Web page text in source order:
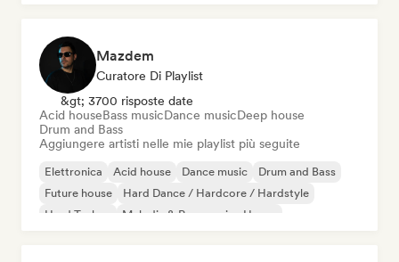
Mazdem
Curatore Di Playlist
&gt; 3700 risposte date
Acid houseBass musicDance musicDeep house
Drum and Bass
Aggiungere artisti nelle mie playlist più seguite
Elettronica Acid house Dance music
Drum and Bass
Future house
Hard Dance / Hardcore / Hardstyle
Hard Techno
Melodic & Progressive House